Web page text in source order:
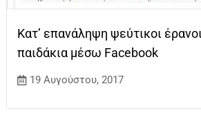
Κατ’ επανάληψη ψεύτικοι
παιδάκια μέσω Facebook
19 Αυγούστου, 2017